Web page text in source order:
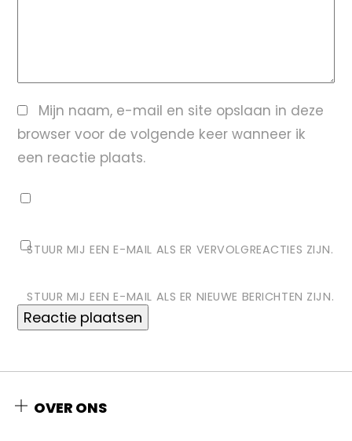
Mijn naam, e-mail en site opslaan in deze
browser voor de volgende keer wanneer ik
een reactie plaats.
STUUR MIJ EEN E-MAIL ALS ER VERVOLGREACTIES ZIJN.
STUUR MIJ EEN E-MAIL ALS ER NIEUWE BERICHTEN ZIJN.
OVER ONS